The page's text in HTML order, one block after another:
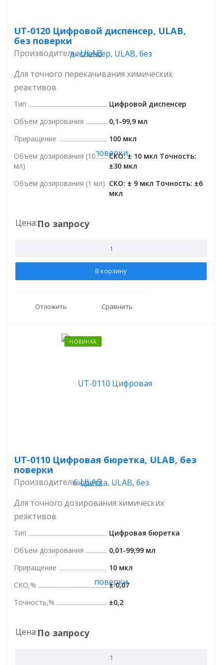
UT-0120 Цифровой диспенсер, ULAB,
без поверки
Производитель:ULAB
Для точного перекачивания химических
реактивов
Тип
Цифровой диспенсер
Объем дозирования
0,1-99,9 мл
Приращение
100 мкл
Объем дозирования (10
мл)
СКО: ± 10 мкл Точность:
±30 мкл
Объем дозирования (1 мл) СКО: ± 9 мкл Точность: ±6
мкл
Цена:По запросу
В корзину
Отложить Сравнить
НОВИНКА
UT-0110 Цифровая бюретка, ULAB, без
поверки
Производитель:ULAB
Для точного дозирования химических
реактивов
Тип
Цифровая бюретка
Объем дозирования
0,01-99,99 мл
Приращение
10 мкл
СКО,%
± 0,07
Точность,%
±0,2
Цена:По запросу